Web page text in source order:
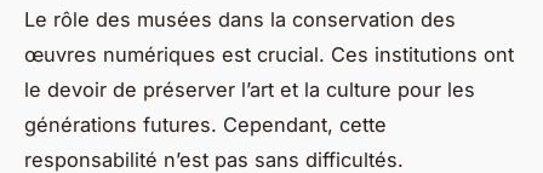
Le rôle des musées dans la conservation des
œuvres numériques est crucial. Ces institutions ont
le devoir de préserver l’art et la culture pour les
générations futures. Cependant, cette
responsabilité n’est pas sans difficultés.